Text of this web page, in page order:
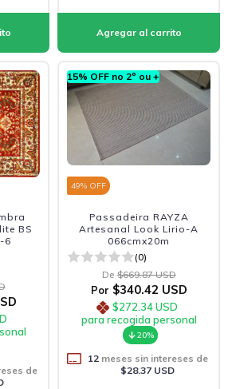
BS
6
de
15% OFF no 2º ou +
49% OFF
Passadeira RAYZA
Artesanal Look Lirio-A
066cmx20m
(0)
De $669.87 USD
Por $340.42 USD
$272.34 USD
para recogida personal
20%
12meses sin intereses de
$28.37 USD